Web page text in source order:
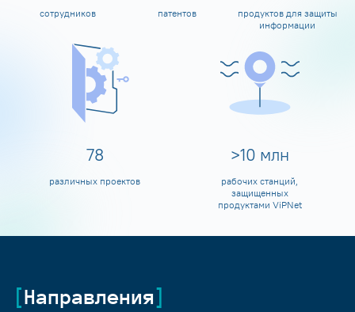
сотрудников патентов
продуктов для защиты
информации
80
различных проектов
>10 млн
рабочих станций,
защищенных
продуктами ViPNet
Направления